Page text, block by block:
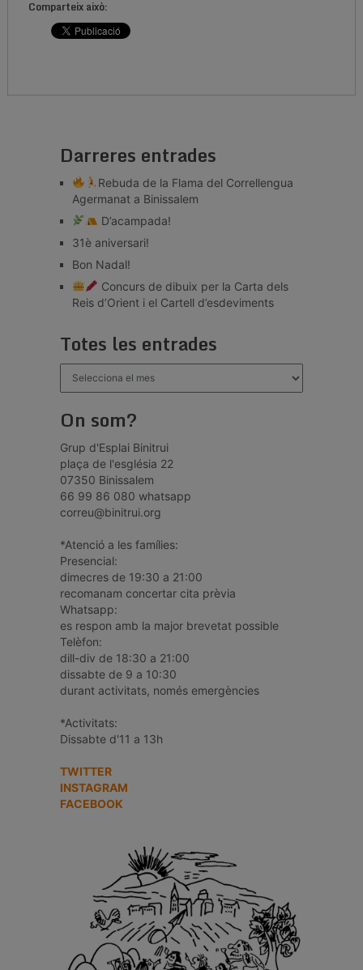
Comparteix això:
Darreres entrades
Rebuda de la Flama del Correllengua
Agermanat a Binissalem
D’acampada!
31è aniversari!
Bon Nadal!
Concurs de dibuix per la Carta dels
Reis d’Orient i el Cartell d’esdeviments
Totes les entrades
On som?
Grup d'Esplai Binitrui
plaça de l'església 22
07350 Binissalem
66 99 86 080 whatsapp
correu@binitrui.org
*Atenció a les famílies:
Presencial:
dimecres de 19:30 a 21:00
recomanam concertar cita prèvia
Whatsapp:
es respon amb la major brevetat possible
Telèfon:
dill-div de 18:30 a 21:00
dissabte de 9 a 10:30
durant activitats, només emergències
*Activitats:
Dissabte d'11 a 13h
TWITTER
INSTAGRAM
FACEBOOK